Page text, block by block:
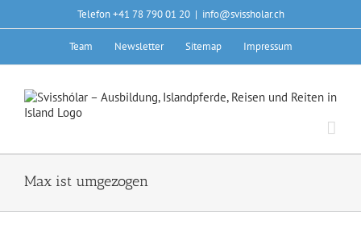
Telefon +41 78 790 01 20 | info@svissholar.ch
Team Newsletter Sitemap Impressum
Max ist umgezogen